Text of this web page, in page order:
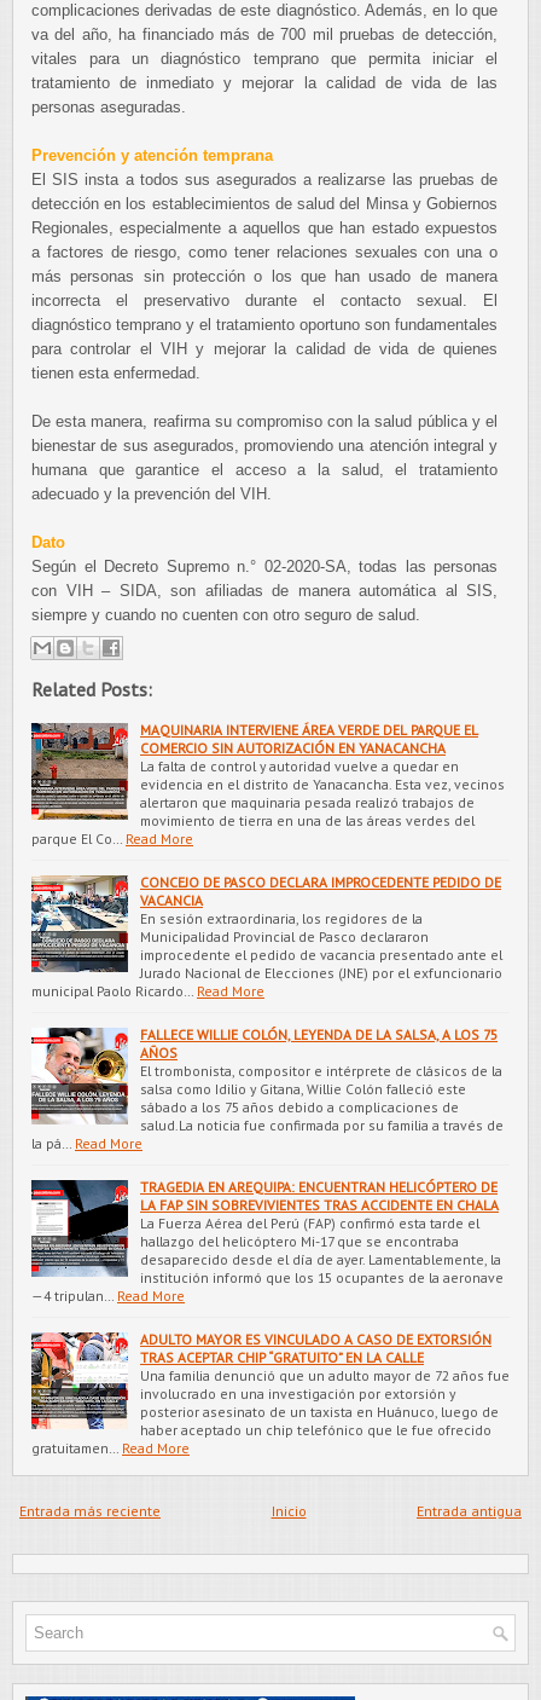
complicaciones derivadas de este diagnóstico. Además, en lo que
va del año, ha financiado más de 700 mil pruebas de detección,
vitales para un diagnóstico temprano que permita iniciar el
tratamiento de inmediato y mejorar la calidad de vida de las
personas aseguradas.
Prevención y atención temprana
El SIS insta a todos sus asegurados a realizarse las pruebas de
detección en los establecimientos de salud del Minsa y Gobiernos
Regionales, especialmente a aquellos que han estado expuestos
a factores de riesgo, como tener relaciones sexuales con una o
más personas sin protección o los que han usado de manera
incorrecta el preservativo durante el contacto sexual. El
diagnóstico temprano y el tratamiento oportuno son fundamentales
para controlar el VIH y mejorar la calidad de vida de quienes
tienen esta enfermedad.
De esta manera, reafirma su compromiso con la salud pública y el
bienestar de sus asegurados, promoviendo una atención integral y
humana que garantice el acceso a la salud, el tratamiento
adecuado y la prevención del VIH.
Dato
Según el Decreto Supremo n.° 02-2020-SA, todas las personas
con VIH – SIDA, son afiliadas de manera automática al SIS,
siempre y cuando no cuenten con otro seguro de salud.
Related Posts:
MAQUINARIA INTERVIENE ÁREA VERDE DEL PARQUE EL
COMERCIO SIN AUTORIZACIÓN EN YANACANCHA
La falta de control y autoridad vuelve a quedar en
evidencia en el distrito de Yanacancha. Esta vez, vecinos
alertaron que maquinaria pesada realizó trabajos de
movimiento de tierra en una de las áreas verdes del
parque El Co…
Read More
CONCEJO DE PASCO DECLARA IMPROCEDENTE PEDIDO DE
VACANCIA
En sesión extraordinaria, los regidores de la
Municipalidad Provincial de Pasco declararon
improcedente el pedido de vacancia presentado ante el
Jurado Nacional de Elecciones (JNE) por el exfuncionario
municipal Paolo Ricardo…
Read More
FALLECE WILLIE COLÓN, LEYENDA DE LA SALSA, A LOS 75
AÑOS
El trombonista, compositor e intérprete de clásicos de la
salsa como Idilio y Gitana, Willie Colón falleció este
sábado a los 75 años debido a complicaciones de
salud.La noticia fue confirmada por su familia a través de
la pá…
Read More
TRAGEDIA EN AREQUIPA: ENCUENTRAN HELICÓPTERO DE
LA FAP SIN SOBREVIVIENTES TRAS ACCIDENTE EN CHALA
La Fuerza Aérea del Perú (FAP) confirmó esta tarde el
hallazgo del helicóptero Mi-17 que se encontraba
desaparecido desde el día de ayer. Lamentablemente, la
institución informó que los 15 ocupantes de la aeronave
—4 tripulan…
Read More
ADULTO MAYOR ES VINCULADO A CASO DE EXTORSIÓN
TRAS ACEPTAR CHIP “GRATUITO” EN LA CALLE
Una familia denunció que un adulto mayor de 72 años fue
involucrado en una investigación por extorsión y
posterior asesinato de un taxista en Huánuco, luego de
haber aceptado un chip telefónico que le fue ofrecido
gratuitamen…
Read More
Entrada más reciente Entrada antigua
Inicio